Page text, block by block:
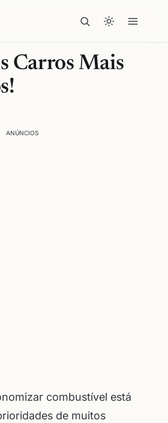
Carros Mais
ANÚNCIOS
combustível está
de muitos